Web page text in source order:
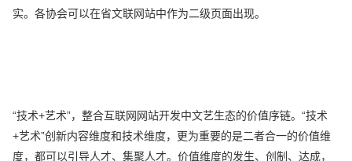
实。各协会可以在省文联网站中作为二级页面出现。
“技术+艺术”，整合互联网网站开发中文艺生态的价值序链。“技术
+艺术”创新内容维度和技术维度，更为重要的是二者合一的价值维
度，都可以引导人才、集聚人才。价值维度的发生、创制、达成，